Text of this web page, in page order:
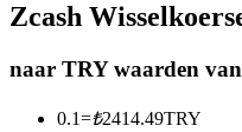
Zcash
naar TRY waarden
0.1=₺2414.49TRY